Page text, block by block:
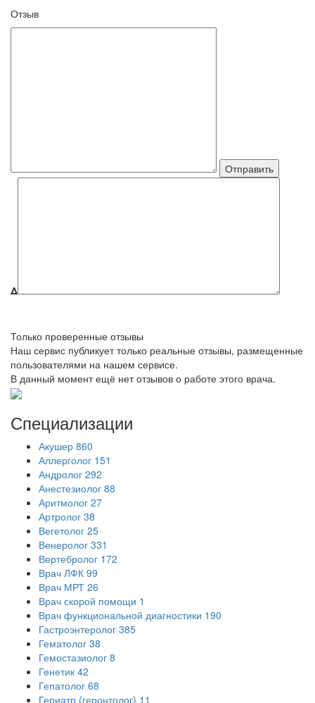
Отзыв
Δ
Только проверенные отзывы
Наш сервис публикует только реальные отзывы, размещенные
пользователями на нашем сервисе.
В данный момент ещё нет отзывов о работе этого врача.
Специализации
Акушер 860
Аллерголог 151
Андролог 292
Анестезиолог 88
Аритмолог 27
Артролог 38
Вегетолог 25
Венеролог 331
Вертебролог 172
Врач ЛФК 99
Врач МРТ 26
Врач скорой помощи 1
Врач функциональной диагностики 190
Гастроэнтеролог 385
Гематолог 38
Гемостазиолог 8
Генетик 42
Гепатолог 68
Гериатр (геронтолог) 11